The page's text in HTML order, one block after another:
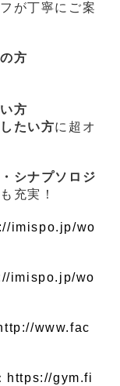
が丁寧にご案
方
方
たい方に超オ
シナプソロジ
充実！
imispo.jp/wo
imispo.jp/wo
www.fac
https://gym.fi